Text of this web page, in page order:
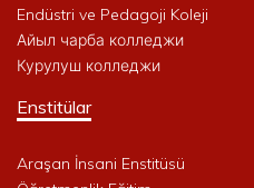
Endüstri ve Pedagoji Koleji
Айыл чарба колледжи
Курулуш колледжи
Enstitülar
Araşan İnsani Enstitüsü